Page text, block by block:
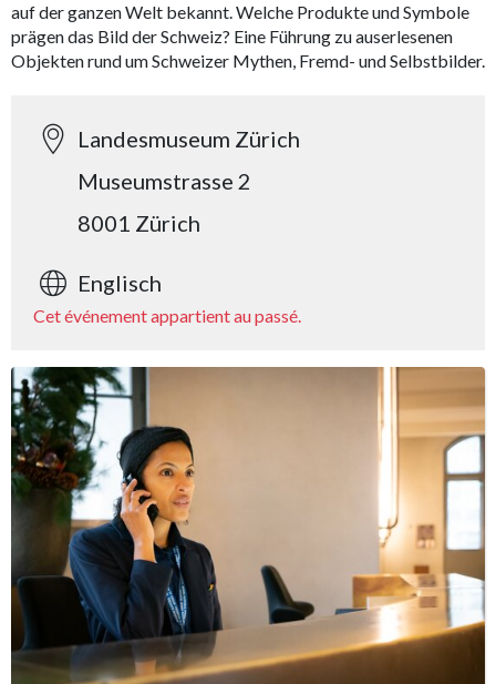
auf der ganzen Welt bekannt. Welche Produkte und Symbole
prägen das Bild der Schweiz? Eine Führung zu auserlesenen
Objekten rund um Schweizer Mythen, Fremd- und Selbstbilder.
Landesmuseum Zürich
Museumstrasse 2
8001 Zürich
Englisch
Cet événement appartient au passé.